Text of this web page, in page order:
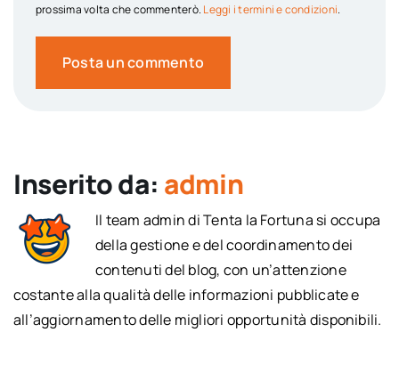
prossima volta che commenterò. Leggi i termini e condizioni.
Inserito da: admin
Il team admin di Tenta la Fortuna si occupa
della gestione e del coordinamento dei
contenuti del blog, con un’attenzione
costante alla qualità delle informazioni pubblicate e
all’aggiornamento delle migliori opportunità disponibili.